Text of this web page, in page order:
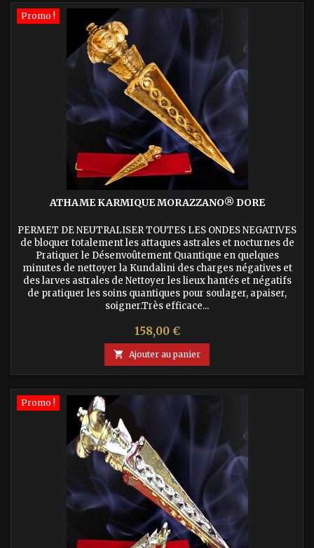
Promo !
ATHAME KARMIQUE MORAZZANO® DORE
PERMET DE NEUTRALISER TOUTES LES ONDES NEGATIVES
de bloquer totalement les attaques astrales et nocturnes de
Pratiquer le Désenvoûtement Quantique en quelques
minutes de nettoyer la Kundalini des charges négatives et
des larves astrales de Nettoyer les lieux hantés et négatifs
de pratiquer les soins quantiques pour soulager, apaiser,
soigner.Très efficace...
Prix
158,00 €
 Ajouter au panier
Promo !